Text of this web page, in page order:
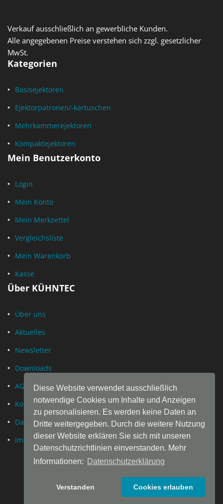
Diese Website verwendet ausschließlich
notwendige Cookies um Inhalte und Anzeigen
zu personalisieren. Es werden keine Daten an
Dritte weitergegeben. Durch die weitere Nutzung
dieser Website erklären Sie sich mit unseren
Datenschutzrichtlinien einverstanden. Mehr
Informationen:
Datenschutzerklärung
Verstanden Cookies erlauben
Verkauf ausschließlich an gewerbliche Kunden.
Alle angegebenen Preise verstehen sich zzgl. gesetzlicher
MwSt.
Kategorien
Basisejektoren
Ejektorpatronen/-kartuschen
Mehrkammerejektoren
Kompaktejektoren
Mein Benutzerkonto
Login
Mein Konto
Mein Merkzettel
Vergleichsliste
Mein Warenkorb
Kasse
Über KÜHNTEC
Über uns
Aktuelles
Newsletter
Downloads
AGB
Kontakt
Datenschutz
Impressum
© Copyright byKÜHNTEC® · Daniel Kühn GmbH & Co. KG ·
Hueckstraße 11 · 58511 Lüdenscheid